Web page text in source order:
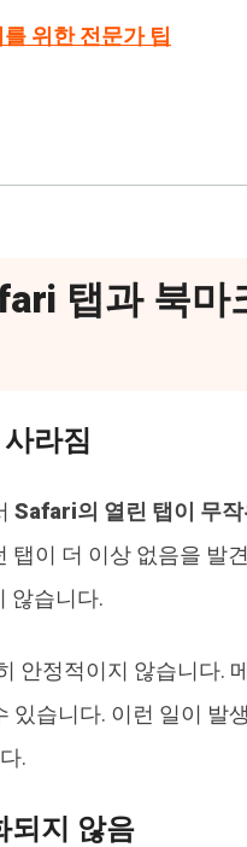
위한 전문가 팁
탭과 북마
라짐
Safari의 열린 탭이 무
탭이 더 이상 없음을 발
않습니다.
안정적이지 않습니다.
있습니다. 이런 일이 발
.
되지 않음